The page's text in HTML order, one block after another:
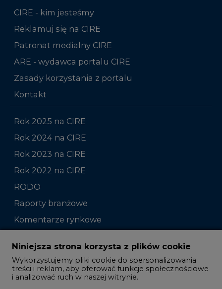
CIRE - kim jesteśmy
Reklamuj się na CIRE
Patronat medialny CIRE
ARE - wydawca portalu CIRE
Zasady korzystania z portalu
Kontakt
Rok 2025 na CIRE
Rok 2024 na CIRE
Rok 2023 na CIRE
Rok 2022 na CIRE
RODO
Raporty branżowe
Komentarze rynkowe
Zmiany kadrowe na rynku
Studio CIRE
Rozmowy o energetyce
Niniejsza strona korzysta z plików cookie
Wykorzystujemy pliki cookie do spersonalizowania
treści i reklam, aby oferować funkcje społecznościowe
i analizować ruch w naszej witrynie.